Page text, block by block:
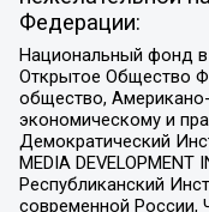
Федерации:
Национальный фонд
Открытое Общество
общество,
экономическому и
Демократический
MEDIA
Республиканский
современной России,